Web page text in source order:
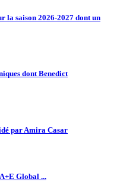
la saison 2026-2027 dont un
dont Benedict
par Amira Casar
Global ...